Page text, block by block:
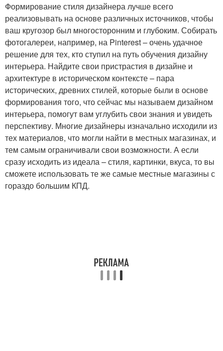
Формирование стиля дизайнера лучше всего
реализовывать на основе различных источников, чтобы
ваш кругозор был многосторонним и глубоким. Собирать
фотогалереи, например, на Pinterest – очень удачное
решение для тех, кто ступил на путь обучения дизайну
интерьера. Найдите свои пристрастия в дизайне и
архитектуре в историческом контексте – пара
исторических, древних стилей, которые были в основе
формирования того, что сейчас мы называем дизайном
интерьера, помогут вам углубить свои знания и увидеть
перспективу. Многие дизайнеры изначально исходили из
тех материалов, что могли найти в местных магазинах, и
тем самым ограничивали свои возможности. А если
сразу исходить из идеала – стиля, картинки, вкуса, то вы
сможете использовать те же самые местные магазины с
гораздо большим КПД.